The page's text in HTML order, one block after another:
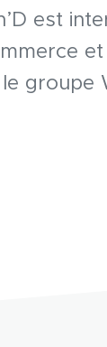
est
groupe